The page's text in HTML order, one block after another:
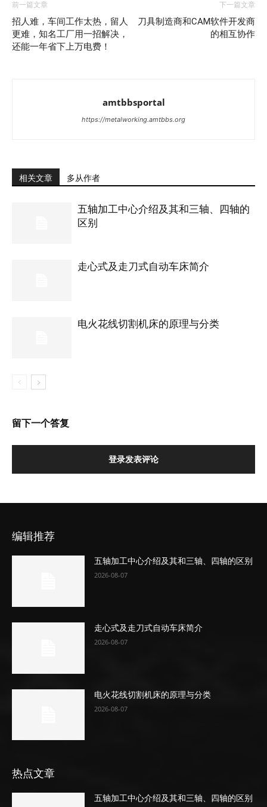
前一篇文章
招人难，车间工作太热，留人
更难，知名工厂用一招解决，
还能一年省下上万电费！
下一篇文章
刀具制造商和CAM软件开发商
的相互协作
amtbbsportal
https://metalworking.amtbbs.org
相关文章 多从作者
五轴加工中心介绍及其和三轴、四轴的
区别
走心式及走刀式自动车床简介
电火花线切割机床的原理与分类
留下一个答复
登录发表评论
编辑推荐
五轴加工中心介绍及其和三轴、四轴的区别
2026-08-07
走心式及走刀式自动车床简介
2026-08-07
电火花线切割机床的原理与分类
2026-08-07
热点文章
五轴加工中心介绍及其和三轴、四轴的区别